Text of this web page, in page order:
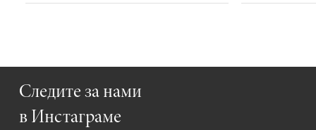
Следите за нами
в Инстаграме